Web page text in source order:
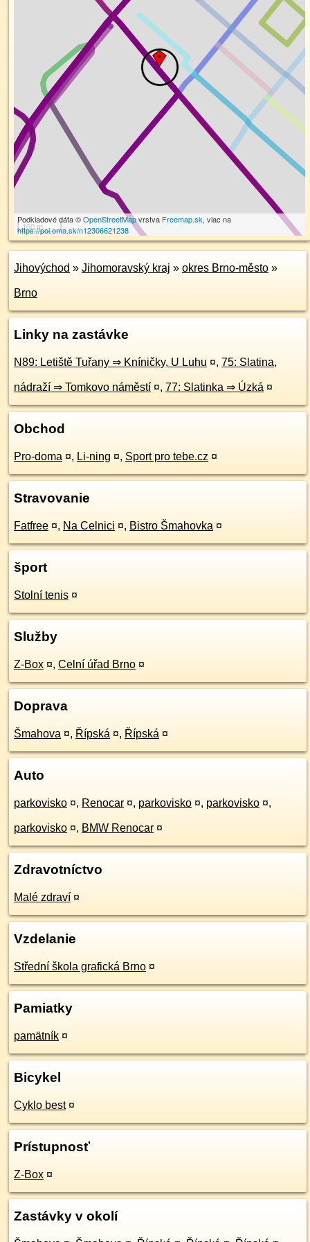
100 m
Podkladové dáta ©OpenStreetMapvrstva Freemap.sk, viac na
https://poi.oma.sk/n12306621238
Jihovýchod » Jihomoravský kraj » okres Brno-město »
Brno
Linky na zastávke
N89: Letiště Tuřany ⇒ Kníničky, U Luhu ¤, 75: Slatina,
nádraží ⇒ Tomkovo náměstí ¤, 77: Slatinka ⇒ Úzká ¤
Obchod
Pro-doma ¤, Li-ning ¤, Sport pro tebe.cz ¤
Stravovanie
Fatfree ¤, Na Celnici ¤, Bistro Šmahovka ¤
šport
Stolní tenis ¤
Služby
Z-Box ¤, Celní úřad Brno ¤
Doprava
Šmahova ¤, Řípská ¤, Řípská ¤
Auto
parkovisko ¤, Renocar ¤, parkovisko ¤, parkovisko ¤,
parkovisko ¤, BMW Renocar ¤
Zdravotníctvo
Malé zdraví ¤
Vzdelanie
Střední škola grafická Brno ¤
Pamiatky
pamätník ¤
Bicykel
Cyklo best ¤
Prístupnosť
Z-Box ¤
Zastávky v okolí